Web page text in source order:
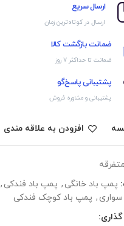
ارسال سریع
ارسال در کوتاه‌ترین زمان
ضمانت بازگشت کالا
ضمانت تا حداکثر ۷ روز
پشتیبانی پاسخ‌گو
پشتیبانی و مشاوره فروش
افزودن به علاقه مندی
متفرقه
پمپ باد خانگی , پمپ باد فندکی ,
, پمپ باد کوچک فندکی